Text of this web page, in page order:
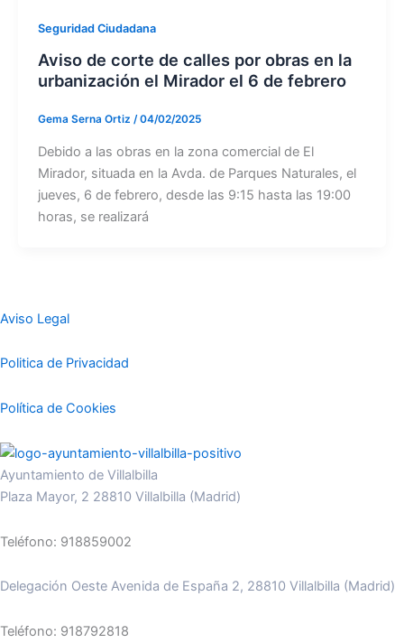
Seguridad Ciudadana
Aviso de corte de calles por obras en la
urbanización el Mirador el 6 de febrero
Gema Serna Ortiz /04/02/2025
Debido a las obras en la zona comercial de El
Mirador, situada en la Avda. de Parques Naturales, el
jueves, 6 de febrero, desde las 9:15 hasta las 19:00
horas, se realizará
Aviso Legal
Politica de Privacidad
Política de Cookies
Ayuntamiento de Villalbilla
Plaza Mayor, 2 28810 Villalbilla (Madrid)
Teléfono: 918859002
Delegación Oeste Avenida de España 2, 28810 Villalbilla (Madrid)
Teléfono: 918792818